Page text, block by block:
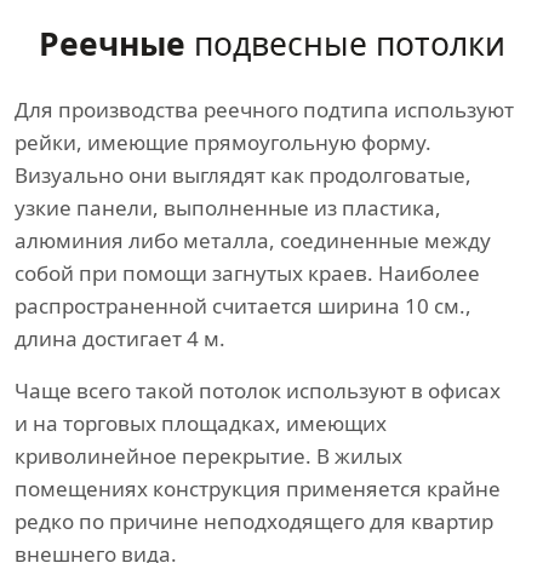
Реечные подвесные потолки
Для производства реечного подтипа используют
рейки, имеющие прямоугольную форму.
Визуально они выглядят как продолговатые,
узкие панели, выполненные из пластика,
алюминия либо металла, соединенные между
собой при помощи загнутых краев. Наиболее
распространенной считается ширина 10 см.,
длина достигает 4 м.
Чаще всего такой потолок используют в офисах
и на торговых площадках, имеющих
криволинейное перекрытие. В жилых
помещениях конструкция применяется крайне
редко по причине неподходящего для квартир
внешнего вида.